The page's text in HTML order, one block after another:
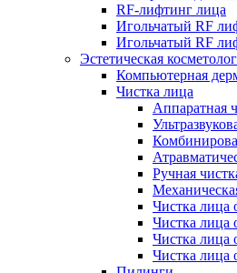
RF-лифтинг лица
Игольчатый RF
Игольчатый RF
Эстетическая
Компьютерная
Чистка лица
Аппаратная
Ручная
Чистка лица
Чистка лица
Чистка лица
Чистка лица